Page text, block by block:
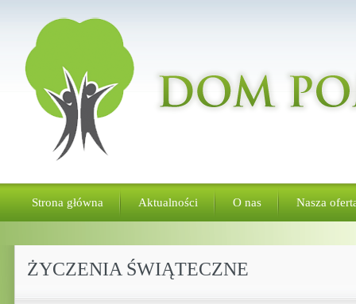
Strona główna Aktualności O nas Nasza
ŻYCZENIA ŚWIĄTECZNE